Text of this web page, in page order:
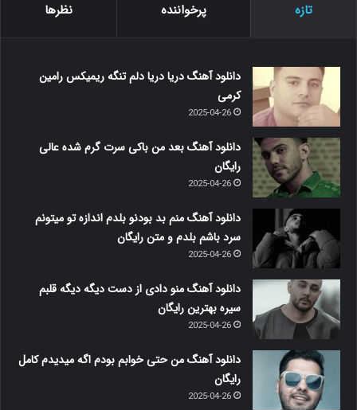
تازه پرخواننده نظرها
دانلود آهنگ دریا دریا دلم تنگه ریمیکس رامین
کرمی
2025-04-26
دانلود آهنگ بعد من باکی سرت گرم شده عالی
رایگان
2025-04-26
دانلود آهنگ منم بد بودنو بلدم اندازه تو میتونم
سرد باشم بلدم و متن رایگان
2025-04-26
دانلود آهنگ منو دادی از دست دیگه دیگه قلبم
سیره بهترین رایگان
2025-04-26
دانلود آهنگ من حتی خوابم بودم اگه میدیدم کامل
رایگان
2025-04-26